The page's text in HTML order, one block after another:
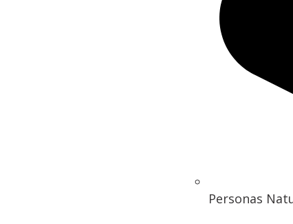
Personas